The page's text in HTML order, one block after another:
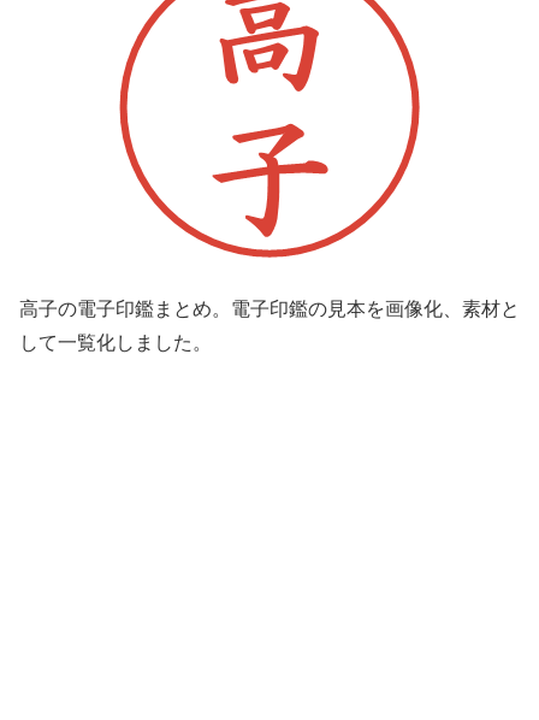
高子の電子印鑑まとめ。電子印鑑の見本を画像化、素材と
して一覧化しました。